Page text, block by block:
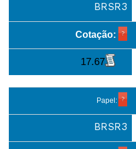
BRSR3
Cotação:
17.67
Papel:
BRSR3